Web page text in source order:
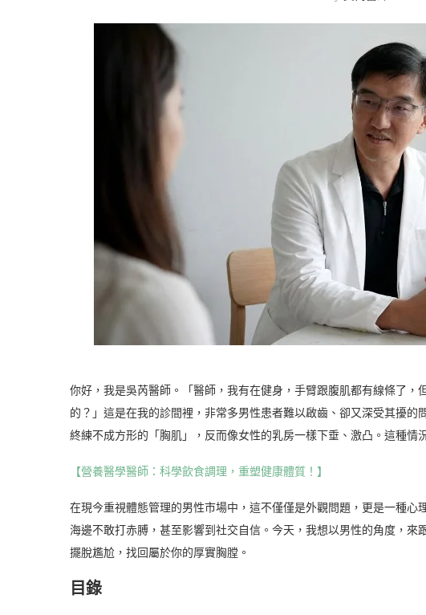
你好，我是吳芮醫師。「醫師，我有在健身，手臂跟腹肌都有線條了
的？」這是在我的診間裡，非常多男性患者難以啟齒、卻又深受其擾
終練不成方形的「胸肌」，反而像女性的乳房一樣下垂、激凸。這種情
【營養醫學醫師：科學飲食調理，重塑健康體質！】
在現今重視體態管理的男性市場中，這不僅僅是外觀問題，更是一種
海邊不敢打赤膊，甚至影響到社交自信。今天，我想以男性的角度，來
擺脫尷尬，找回屬於你的厚實胸膛。
目錄